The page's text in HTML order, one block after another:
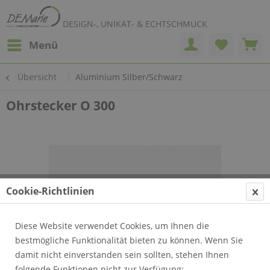
DESIGN-, UNIKAT- & ECHTSCHMUCK
Menü
Übersicht Aluminium Silber/Schwarz
Ohrstecker O 300
Cookie-Richtlinien
Diese Website verwendet Cookies, um Ihnen die
bestmögliche Funktionalität bieten zu können. Wenn Sie
damit nicht einverstanden sein sollten, stehen Ihnen